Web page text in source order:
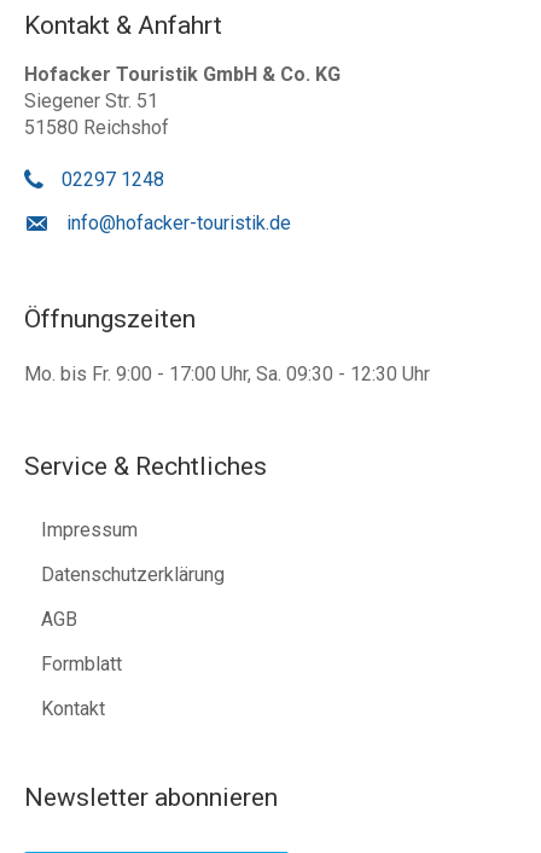
Kontakt & Anfahrt
Hofacker Touristik GmbH & Co. KG
Siegener Str. 51
51580 Reichshof
02297 1248
info@hofacker-touristik.de
Öffnungszeiten
Mo. bis Fr. 9:00 - 17:00 Uhr, Sa. 09:30 - 12:30 Uhr
Service & Rechtliches
Impressum
Datenschutzerklärung
AGB
Formblatt
Kontakt
Newsletter abonnieren